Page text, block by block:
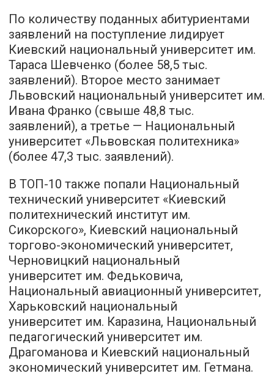
По количеству поданных абитуриентами
заявлений на поступление лидирует
Киевский национальный университет им.
Тараса Шевченко (более 58,5 тыс.
заявлений). Второе место занимает
Львовский национальный университет им.
Ивана Франко (свыше 48,8 тыс.
заявлений), а третье — Национальный
университет «Львовская политехника»
(более 47,3 тыс. заявлений).
В ТОП-10 также попали Национальный
технический университет «Киевский
политехнический институт им.
Сикорского», Киевский национальный
торгово-экономический университет,
Черновицкий национальный
университет им. Федьковича,
Национальный авиационный университет,
Харьковский национальный
университет им. Каразина, Национальный
педагогический университет им.
Драгоманова и Киевский национальный
экономический университет им. Гетмана.